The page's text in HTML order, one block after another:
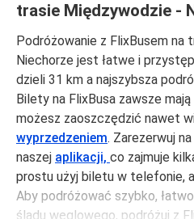
trasie Międzywodzie -
Podróżowanie z FlixBusem na
Niechorze jest łatwe i
dzieli 31 km a najszybsza
Bilety na FlixBusa zawsze
możesz zaoszczędzić nawet
wyprzedzeniem. Zarezerwuj
naszej aplikacji, co zajmuje
prostu użyj biletu w telefonie,
Aby podróżować szybko,
śladu węglowego, podróżuj z